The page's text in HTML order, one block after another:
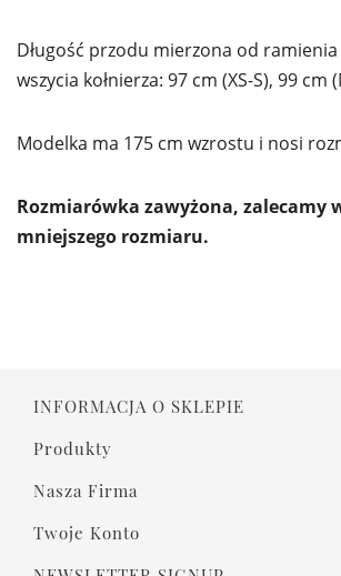
Długość przodu mierzona od
wszycia kołnierza: 97 cm (XS-S), 99 cm
Modelka ma 175 cm wzrostu i nosi
Rozmiarówka zawyżona, zalecamy
mniejszego rozmiaru.
INFORMACJA O SKLEPIE
Produkty
Nasza Firma
Twoje Konto